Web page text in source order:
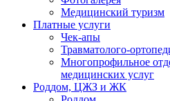
Медицинский туризм
Платные услуги
Чек-апы
Травматолого-
Многопрофильное
медицинских услуг
Роддом, ЦЖЗ и ЖК